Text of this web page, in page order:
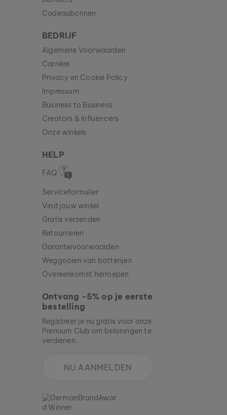
Cadeaubonnen
BEDRIJF
Algemene Voorwaarden
Carrière
Privacy en Cookie Policy
Impressum
Business to Business
Creators & Influencers
Onze winkels
HELP
FAQ
Serviceformulier
Vind jouw winkel
Gratis verzenden
Retourneren
Garantievoorwaarden
Weggooien van batterijen
Overeenkomst herroepen
Ontvang -5% op je eerste
bestelling
Registreer je nu gratis voor onze
Premium Club om beloningen te
verdienen.
NU AANMELDEN